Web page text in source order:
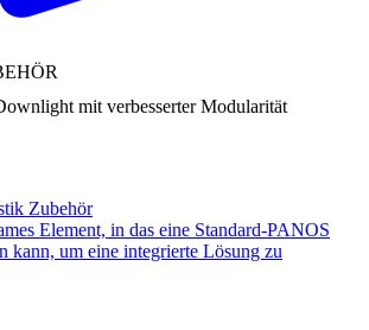
mit verbesserter Modularität
Zubehör
Element, in das eine Standard-PANOS
kann, um eine integrierte Lösung zu